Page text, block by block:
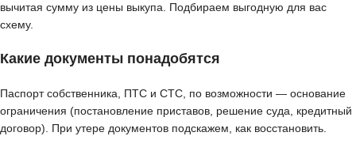
вычитая сумму из цены выкупа. Подбираем выгодную для вас
схему.
Какие документы понадобятся
Паспорт собственника, ПТС и СТС, по возможности — основание
ограничения (постановление приставов, решение суда, кредитный
договор). При утере документов подскажем, как восстановить.